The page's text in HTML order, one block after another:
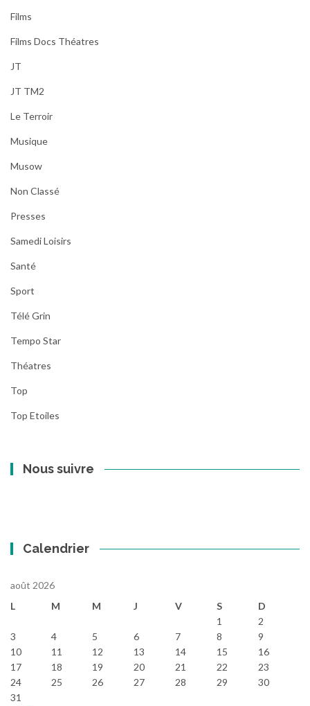
Films
Films Docs Théatres
JT
JT TM2
Le Terroir
Musique
Musow
Non Classé
Presses
Samedi Loisirs
Santé
Sport
Télé Grin
Tempo Star
Théatres
Top
Top Etoiles
Nous suivre
Calendrier
août 2026
L
M M J V S D
1
2
3
4 5 6 7 8
9
10
11 12 13 14 15
16
17
18 19 20 21 22
23
24
25 26 27 28 29
30
31